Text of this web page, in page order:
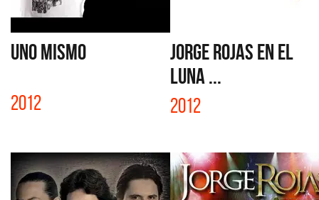
UNO MISMO
2012
JORGE ROJAS EN EL
LUNA ...
2012